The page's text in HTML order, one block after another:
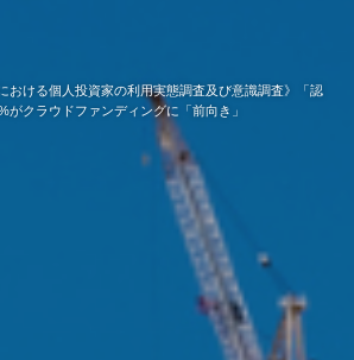
おける個人投資家の利用実態調査及び意識調査》「認
がクラウドファンディングに「前向き」